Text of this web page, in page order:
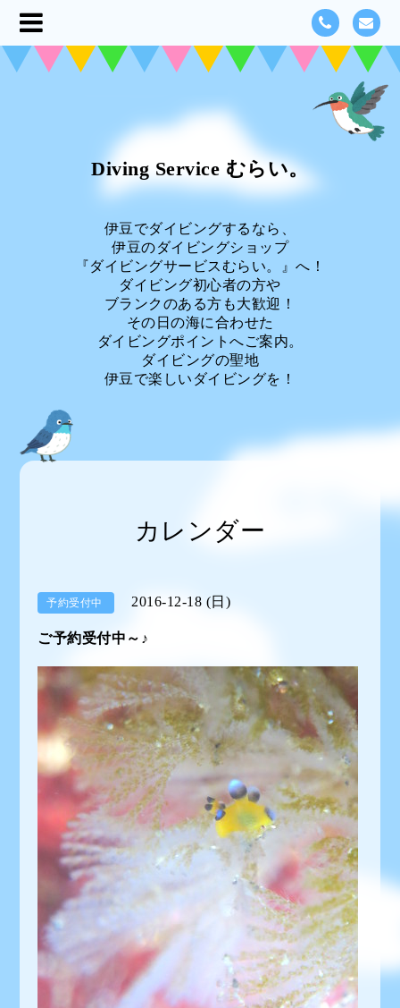
Diving Service むらい。
伊豆でダイビングするなら、
伊豆のダイビングショップ
『ダイビングサービスむらい。』へ！
ダイビング初心者の方や
ブランクのある方も大歓迎！
その日の海に合わせた
ダイビングポイントへご案内。
ダイビングの聖地
伊豆で楽しいダイビングを！
カレンダー
予約受付中 2016-12-18 (日)
ご予約受付中～♪